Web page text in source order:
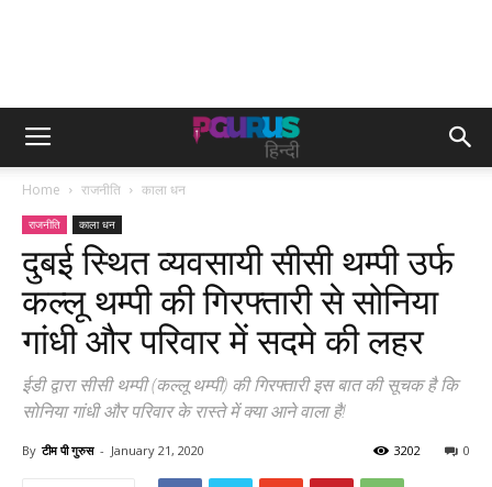
Home राजनीति काला धन
राजनीति काला धन
दुबई स्थित व्यवसायी सीसी थम्पी उर्फ ​​
कल्लू थम्पी की गिरफ्तारी से सोनिया
गांधी और परिवार में सदमे की लहर
ईडी द्वारा सीसी थम्पी (कल्लू थम्पी) की गिरफ्तारी इस बात की सूचक है कि
सोनिया गांधी और परिवार के रास्ते में क्या आने वाला है!
By टीम पी गुरुस - January 21, 2020 0
3202